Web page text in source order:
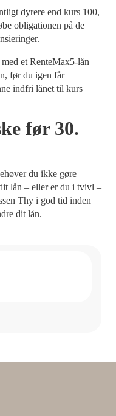
dyrere end kurs 100,
obligationen på de
et RenteMax5-lån
før du igen får
indfri lånet til kurs
før 30.
du ikke gøre
lån – eller er du i tvivl –
Thy i god tid inden
dit lån.